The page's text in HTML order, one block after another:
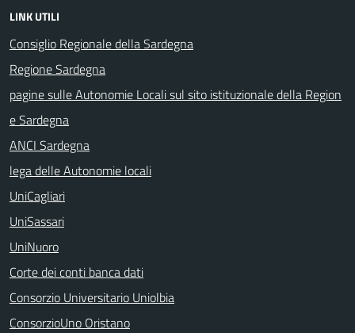
LINK UTILI
Consiglio Regionale della Sardegna
Regione Sardegna
pagine sulle Autonomie Locali sul sito istituzionale della Region
e Sardegna
ANCI Sardegna
lega delle Autonomie locali
UniCagliari
UniSassari
UniNuoro
Corte dei conti banca dati
Consorzio Universitario Uniolbia
ConsorzioUno Oristano